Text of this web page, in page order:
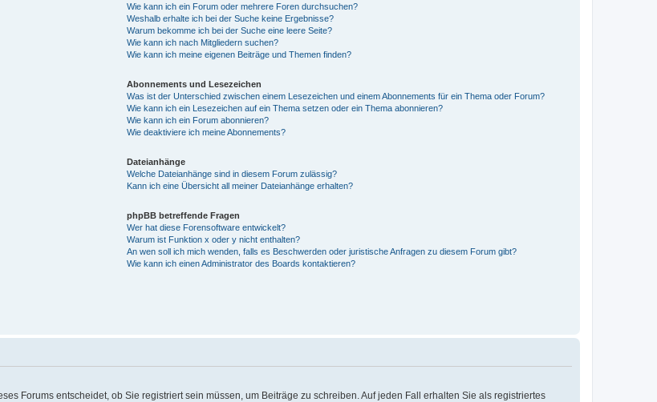
Wie kann ich ein Forum oder mehrere Foren durchsuchen?
Weshalb erhalte ich bei der Suche keine Ergebnisse?
Warum bekomme ich bei der Suche eine leere Seite?
Wie kann ich nach Mitgliedern suchen?
Wie kann ich meine eigenen Beiträge und Themen finden?
Abonnements und Lesezeichen
Was ist der Unterschied zwischen einem Lesezeichen und einem Abonnements für ein Thema oder Forum?
Wie kann ich ein Lesezeichen auf ein Thema setzen oder ein Thema abonnieren?
Wie kann ich ein Forum abonnieren?
Wie deaktiviere ich meine Abonnements?
Dateianhänge
Welche Dateianhänge sind in diesem Forum zulässig?
Kann ich eine Übersicht all meiner Dateianhänge erhalten?
phpBB betreffende Fragen
Wer hat diese Forensoftware entwickelt?
Warum ist Funktion x oder y nicht enthalten?
An wen soll ich mich wenden, falls es Beschwerden oder juristische Anfragen zu diesem Forum gibt?
Wie kann ich einen Administrator des Boards kontaktieren?
Forums entscheidet, ob Sie registriert sein müssen, um Beiträge zu schreiben. Auf jeden Fall erhalten Sie als registriertes